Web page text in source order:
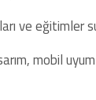
ve eğitimler
mobil